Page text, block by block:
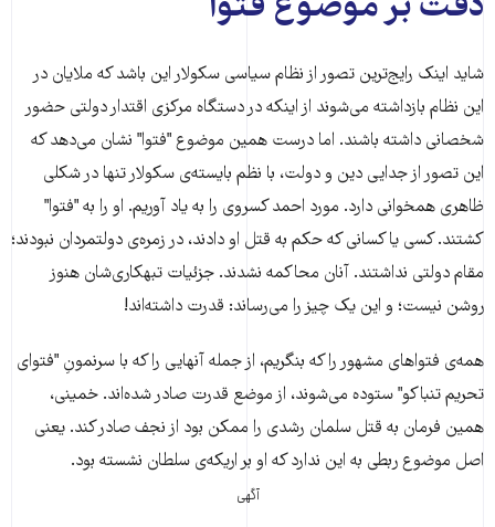
دقت بر موضوع فتوا
شاید اینک رایج‌ترین تصور از نظام سیاسی سکولار این باشد که ملایان در
این نظام بازداشته می‌شوند از اینکه در دستگاه مرکزی اقتدار دولتی حضور
شخصانی داشته باشند. اما درست همین موضوع "فتوا" نشان می‌دهد که
این تصور از جدایی دین و دولت، با نظم بایسته‌ی سکولار تنها در شکلی
ظاهری همخوانی دارد. مورد احمد کسروی را به یاد آوریم. او را به "فتوا"
کشتند. کسی یا کسانی که حکم به قتل او دادند، در زمره‌ی دولتمردان نبودند؛
مقام دولتی نداشتند. آنان محاکمه نشدند. جزئیات تبهکاری‌شان هنوز
روشن نیست؛ و این یک چیز را می‌رساند: قدرت داشته‌اند!
همه‌ی فتواهای مشهور را که بنگریم، از جمله آنهایی را که با سرنمونِ "فتوای
تحریم تنباکو" ستوده می‌شوند، از موضع قدرت صادر شده‌اند. خمینی،
همین فرمان به قتل سلمان رشدی را ممکن بود از نجف صادر کند. یعنی
اصل موضوع ربطی به این ندارد که او بر اریکه‌ی سلطان نشسته بود.
آگهی